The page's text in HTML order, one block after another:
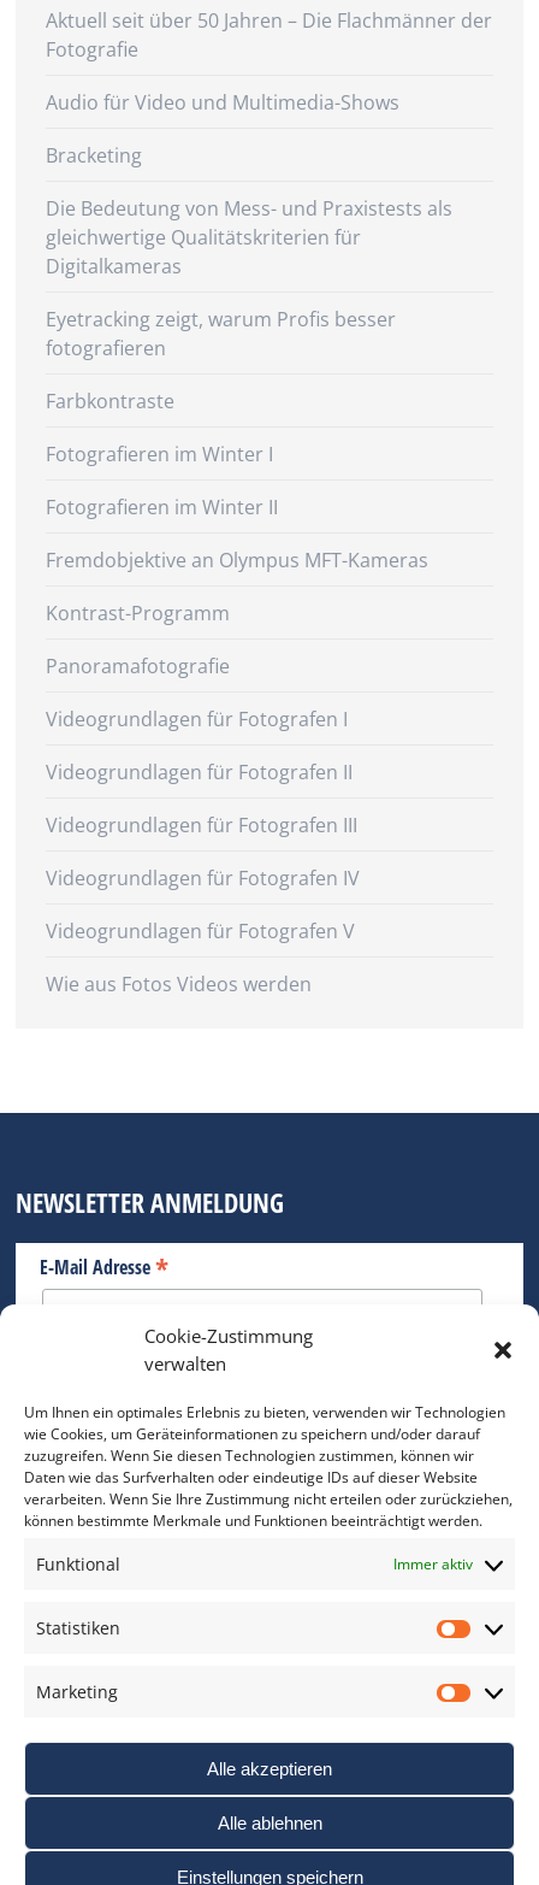
Cookie-Zustimmung
verwalten
Um Ihnen ein optimales Erlebnis zu bieten, verwenden wir Technologien
wie Cookies, um Geräteinformationen zu speichern und/oder darauf
zuzugreifen. Wenn Sie diesen Technologien zustimmen, können wir
Daten wie das Surfverhalten oder eindeutige IDs auf dieser Website
verarbeiten. Wenn Sie Ihre Zustimmung nicht erteilen oder zurückziehen,
können bestimmte Merkmale und Funktionen beeinträchtigt werden.
Funktional Immer aktiv
Statistiken
Marketing
Alle akzeptieren
Alle ablehnen
Einstellungen speichern
Aktuell seit über 50 Jahren – Die Flachmänner der
Fotografie
Audio für Video und Multimedia-Shows
Bracketing
Die Bedeutung von Mess- und Praxistests als
gleichwertige Qualitätskriterien für
Digitalkameras
Eyetracking zeigt, warum Profis besser
fotografieren
Farbkontraste
Fotografieren im Winter I
Fotografieren im Winter II
Fremdobjektive an Olympus MFT-Kameras
Kontrast-Programm
Panoramafotografie
Videogrundlagen für Fotografen I
Videogrundlagen für Fotografen II
Videogrundlagen für Fotografen III
Videogrundlagen für Fotografen IV
Videogrundlagen für Fotografen V
Wie aus Fotos Videos werden
NEWSLETTER ANMELDUNG
E-Mail Adresse*
Bitte geben Sie Ihre E-Mail Adresse ein.
*